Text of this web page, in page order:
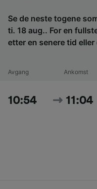
Se de neste togene
ti. 18 aug.. For en
etter en senere tid eller
Avgang Ankomst
10:54 11:04